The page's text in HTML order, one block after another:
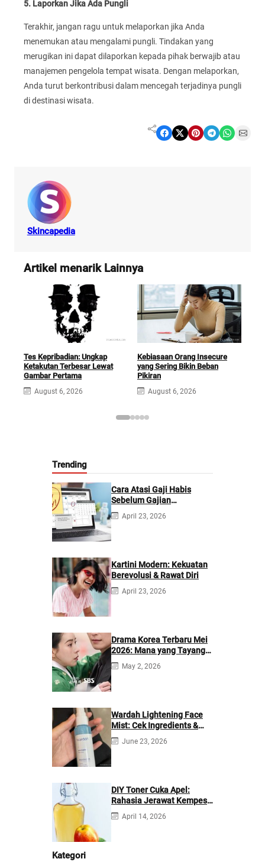
5. Laporkan Jika Ada Pungli
Terakhir, jangan ragu untuk melaporkan jika Anda
menemukan atau mengalami pungli. Tindakan yang
merugikan ini dapat dilaporkan kepada pihak berwajib atau
manajemen pengelola tempat wisata. Dengan melaporkan,
Anda turut berkontribusi dalam mencegah terjadinya pungli
di destinasi wisata.
Share on Facebook Share on X Share on Pinterest Share on Telegram Share on WhatsApp Share on Email
Skincapedia
Artikel menarik Lainnya
Tes Kepribadian: Ungkap
Ketakutan Terbesar Lewat
Gambar Pertama
August 6, 2026
Kebiasaan Orang Insecure
yang Sering Bikin Beban
Pikiran
August 6, 2026
Trending
Cara Atasi Gaji Habis
Sebelum Gajian
Berikutnya
April 23, 2026
Kartini Modern: Kekuatan
Berevolusi & Rawat Diri
April 23, 2026
Drama Korea Terbaru Mei
2026: Mana yang Tayang
di Netflix?
May 2, 2026
Wardah Lightening Face
Mist: Cek Ingredients &
Manfaatnya
June 23, 2026
DIY Toner Cuka Apel:
Rahasia Jerawat Kempes
dalam 2 Hari!
April 14, 2026
Kategori